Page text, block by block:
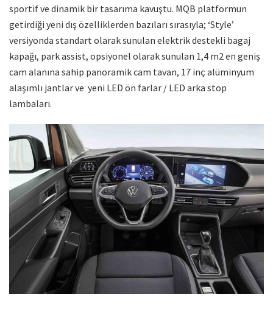
sportif ve dinamik bir tasarıma kavuştu. MQB platformun
getirdiği yeni dış özelliklerden bazıları sırasıyla; ‘Style’
versiyonda standart olarak sunulan elektrik destekli bagaj
kapağı, park assist, opsiyonel olarak sunulan 1,4 m2 en geniş
cam alanına sahip panoramik cam tavan, 17 inç alüminyum
alaşımlı jantlar ve yeni LED ön farlar / LED arka stop
lambaları.